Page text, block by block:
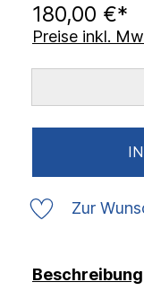
180,00 €*
Preise inkl.
Zur
Beschreibung